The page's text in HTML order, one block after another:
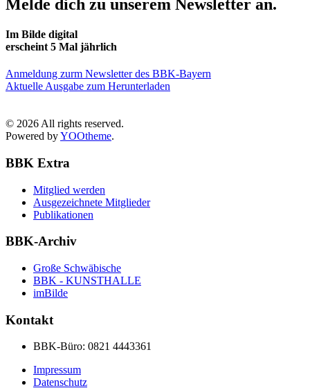
Melde dich zu unserem Newsletter an.
Im Bilde digital
erscheint 5 Mal jährlich
Anmeldung zurm Newsletter des BBK-Bayern
Aktuelle Ausgabe zum Herunterladen
© 2026 All rights reserved.
Powered byYOOtheme.
BBK Extra
Mitglied werden
Ausgezeichnete Mitglieder
Publikationen
BBK-Archiv
Große Schwäbische
BBK - KUNSTHALLE
imBilde
Kontakt
BBK-Büro: 0821 4443361
Impressum
Datenschutz